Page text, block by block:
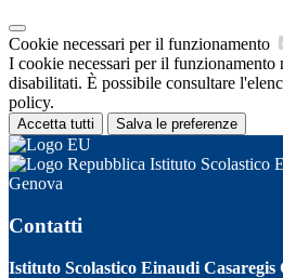
Cookie necessari per il funzionamento
I cookie necessari per il funzionamento
disabilitati. È possibile consultare
policy.
Accetta tutti Salva le preferenze
Istituto Scolastico
Genova
Contatti
Istituto Scolastico Einaudi Casaregis